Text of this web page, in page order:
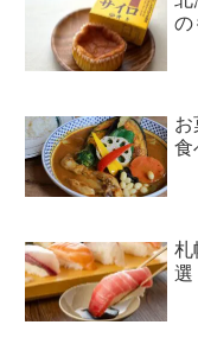
の
お
食
札
選